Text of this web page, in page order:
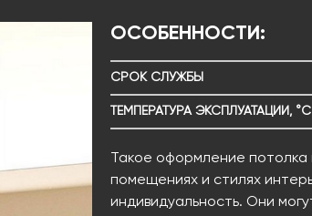
ОСОБЕННОСТИ:
СРОК СЛУЖБЫ
ТЕМПЕРАТУРА ЭКСПЛУАТАЦИИ, °C
Такое оформление потолка
помещениях и стилях
индивидуальность. Они